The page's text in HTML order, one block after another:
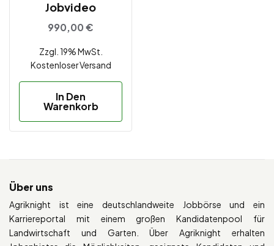
Jobvideo
990,00€
Zzgl. 19% MwSt.
Kostenloser Versand
In Den
Warenkorb
Über uns
Agriknight ist eine deutschlandweite Jobbörse und ein
Karriereportal mit einem großen Kandidatenpool für
Landwirtschaft und Garten. Über Agriknight erhalten